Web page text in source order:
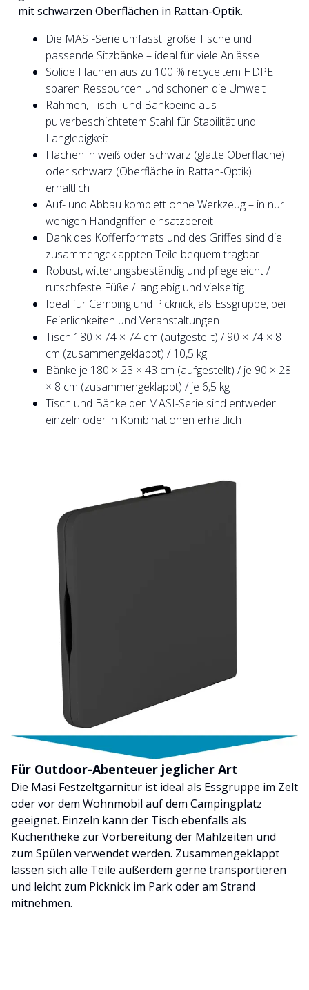
mit schwarzen Oberflächen in Rattan-Optik.
Die MASI-Serie umfasst: große Tische und
passende Sitzbänke – ideal für viele Anlässe
Solide Flächen aus zu 100 % recyceltem HDPE
sparen Ressourcen und schonen die Umwelt
Rahmen, Tisch- und Bankbeine aus
pulverbeschichtetem Stahl für Stabilität und
Langlebigkeit
Flächen in weiß oder schwarz (glatte Oberfläche)
oder schwarz (Oberfläche in Rattan-Optik)
erhältlich
Auf- und Abbau komplett ohne Werkzeug – in nur
wenigen Handgriffen einsatzbereit
Dank des Kofferformats und des Griffes sind die
zusammengeklappten Teile bequem tragbar
Robust, witterungsbeständig und pflegeleicht /
rutschfeste Füße / langlebig und vielseitig
Ideal für Camping und Picknick, als Essgruppe, bei
Feierlichkeiten und Veranstaltungen
Tisch 180 × 74 × 74 cm (aufgestellt) / 90 × 74 × 8
cm (zusammengeklappt) / 10,5 kg
Bänke je 180 × 23 × 43 cm (aufgestellt) / je 90 × 28
× 8 cm (zusammengeklappt) / je 6,5 kg
Tisch und Bänke der MASI-Serie sind entweder
einzeln oder in Kombinationen erhältlich
Für Outdoor-Abenteuer jeglicher Art
Die Masi Festzeltgarnitur ist ideal als Essgruppe im Zelt
oder vor dem Wohnmobil auf dem Campingplatz
geeignet. Einzeln kann der Tisch ebenfalls als
Küchentheke zur Vorbereitung der Mahlzeiten und
zum Spülen verwendet werden. Zusammengeklappt
lassen sich alle Teile außerdem gerne transportieren
und leicht zum Picknick im Park oder am Strand
mitnehmen.